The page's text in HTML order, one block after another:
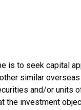
is to seek capital
similar
and/or units
the investment